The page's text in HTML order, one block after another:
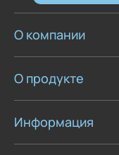
О компании
О продукте
Информация